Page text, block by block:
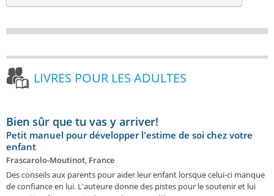
LIVRES POUR LES ADULTES
Bien sûr que tu vas y arriver!
Petit manuel pour développer l'estime de soi chez votre
enfant
Frascarolo-Moutinot, France
Des conseils aux parents pour aider leur enfant lorsque celui-ci manque
de confiance en lui. L'auteure donne des pistes pour le soutenir et lui